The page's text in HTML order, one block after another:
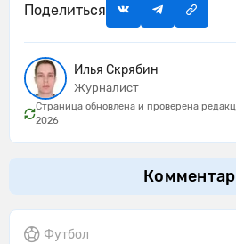
Поделиться
Илья Скрябин
Журналист
Страница обновлена и проверена
2026
Футбол